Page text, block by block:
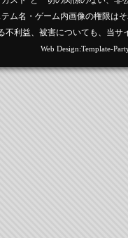
ム名・ゲーム内画像の権限は
不利益、被害についても、当サ
Web Design:Template-